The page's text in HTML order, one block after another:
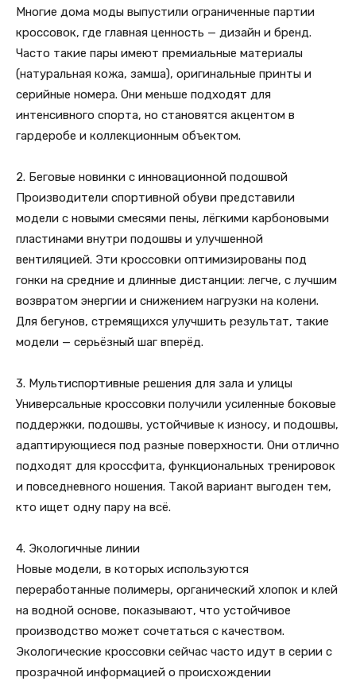
Многие дома моды выпустили ограниченные партии
кроссовок, где главная ценность — дизайн и бренд.
Часто такие пары имеют премиальные материалы
(натуральная кожа, замша), оригинальные принты и
серийные номера. Они меньше подходят для
интенсивного спорта, но становятся акцентом в
гардеробе и коллекционным объектом.
2. Беговые новинки с инновационной подошвой
Производители спортивной обуви представили
модели с новыми смесями пены, лёгкими карбоновыми
пластинами внутри подошвы и улучшенной
вентиляцией. Эти кроссовки оптимизированы под
гонки на средние и длинные дистанции: легче, с лучшим
возвратом энергии и снижением нагрузки на колени.
Для бегунов, стремящихся улучшить результат, такие
модели — серьёзный шаг вперёд.
3. Мультиспортивные решения для зала и улицы
Универсальные кроссовки получили усиленные боковые
поддержки, подошвы, устойчивые к износу, и подошвы,
адаптирующиеся под разные поверхности. Они отлично
подходят для кроссфита, функциональных тренировок
и повседневного ношения. Такой вариант выгоден тем,
кто ищет одну пару на всё.
4. Экологичные линии
Новые модели, в которых используются
переработанные полимеры, органический хлопок и клей
на водной основе, показывают, что устойчивое
производство может сочетаться с качеством.
Экологические кроссовки сейчас часто идут в серии с
прозрачной информацией о происхождении